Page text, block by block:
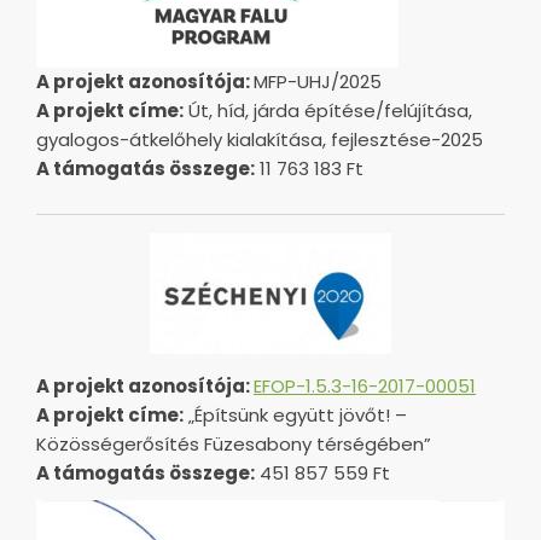
A projekt azonosítója:MFP-UHJ/2025
A projekt címe:Út, híd, járda építése/felújítása,
gyalogos-átkelőhely kialakítása, fejlesztése-2025
A támogatás összege:11 763 183 Ft
A projekt azonosítója:EFOP-1.5.3-16-2017-00051
A projekt címe:„Építsünk együtt jövőt! –
Közösségerősítés Füzesabony térségében”
A támogatás összege: 451 857 559 Ft